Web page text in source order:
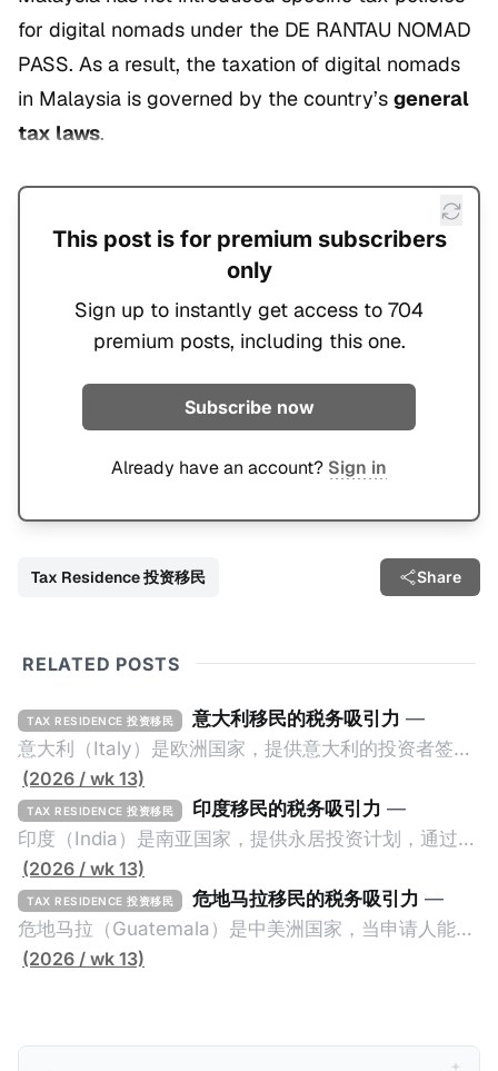
for digital nomads under the DE RANTAU NOMAD
PASS. As a result, the taxation of digital nomads
in Malaysia is governed by the country’s general
tax laws.
This post is for premium subscribers
only
Sign up to instantly get access to 704
premium posts, including this one.
Subscribe now
Already have an account? Sign in
Tax Residence 投资移民 Share
RELATED POSTS
TAX RESIDENCE 投资移民 意大利移民的税务吸引力 —
意大利（Italy）是欧洲国家，提供意大利的投资者签证
计划。申请人必须满足至少以下一项标准才能获得两年
投资者签证： * 投资200万欧元意大利政府债券； * 投
资50万欧元意大利股票； * 投资25万欧元于创新初创
企业；或 * 向意大利公共利益项目捐赠100万欧元。 当
投资者在居留许可证有效期的两年内保持投资，则可以
在居留证到期日前至少60天申请续签3年。当投资者经
过五年的实际居留（每年在意大利停留270天），申请
吸引力吗？我们来看看：
(2026 / wk 13)
TAX RESIDENCE 投资移民 印度移民的税务吸引力 —
印度（India）是南亚国家，提供永居投资计划，通过满
足特定的标准获得居留权。印度的永居投资计划要求申
请人透过外国直接投资（FDI）途径投资印度： * 申请
人必须在18个月内投资至少1亿卢比（约合773万人民
币）或36个月内投资至少2.5亿卢比（约合1933万人民
的财务能力和专业知识； * 申请人必须在印度就业务注
(2026 / wk 13)
TAX RESIDENCE 投资移民 危地马拉移民的税务吸引力 —
危地马拉（Guatemala）是中美洲国家，当申请人能够
证明被动收入或养老金收入，那么可以申请永久居留计
增加300美元（折合约人民币2千）。 申请人提交材料
(2026 / wk 13)